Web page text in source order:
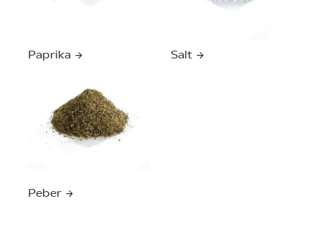
Paprika Salt
Peber